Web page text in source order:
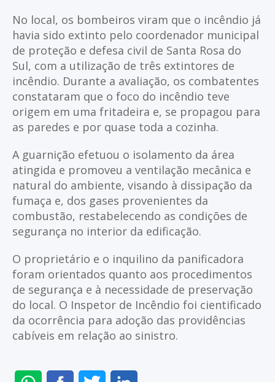
No local, os bombeiros viram que o incêndio já
havia sido extinto pelo coordenador municipal
de proteção e defesa civil de Santa Rosa do
Sul, com a utilização de três extintores de
incêndio. Durante a avaliação, os combatentes
constataram que o foco do incêndio teve
origem em uma fritadeira e, se propagou para
as paredes e por quase toda a cozinha.
A guarnição efetuou o isolamento da área
atingida e promoveu a ventilação mecânica e
natural do ambiente, visando à dissipação da
fumaça e, dos gases provenientes da
combustão, restabelecendo as condições de
segurança no interior da edificação.
O proprietário e o inquilino da panificadora
foram orientados quanto aos procedimentos
de segurança e à necessidade de preservação
do local. O Inspetor de Incêndio foi cientificado
da ocorrência para adoção das providências
cabíveis em relação ao sinistro.